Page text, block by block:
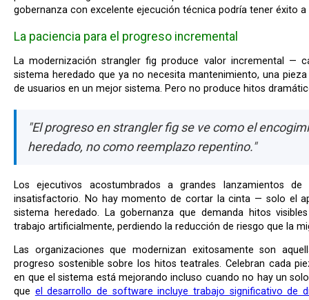
gobernanza con excelente ejecución técnica podría tener éxito a
La paciencia para el progreso incremental
La modernización strangler fig produce valor incremental — cada área migrada es una pieza del
sistema heredado que ya no necesita mantenimiento, una
de usuarios en un mejor sistema. Pero no produce hitos
"El progreso en strangler fig se ve como el
heredado, no como reemplazo repentino."
Los ejecutivos acostumbrados a grandes lanzamientos de proyectos pueden encontrar esto
insatisfactorio. No hay momento de cortar la cinta — solo el
sistema heredado. La gobernanza que demanda hitos
trabajo artificialmente, perdiendo la reducción de riesgo que la
Las organizaciones que modernizan exitosamente son aquellas donde la gobernanza valora el
progreso sostenible sobre los hitos teatrales. Celebran cada
en que el sistema está mejorando incluso cuando no hay un
que el desarrollo de software incluye trabajo significativo de